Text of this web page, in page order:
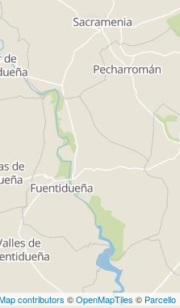
contributors ©OpenMapTiles © Parcello